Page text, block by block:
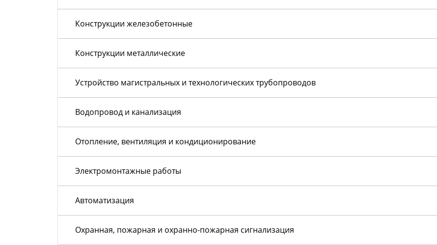
Конструкции железобетонные
Конструкции металлические
Устройство магистральных и технологических трубопроводов
Водопровод и канализация
Отопление, вентиляция и кондиционирование
Электромонтажные работы
Автоматизация
Охранная, пожарная и охранно-пожарная сигнализация